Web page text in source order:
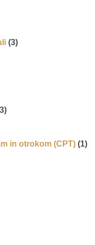
(3)
in otrokom (CPT) (1)